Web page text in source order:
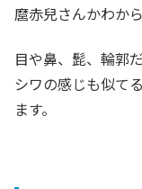
麿赤兒さんかわか
目や鼻、髭、輪郭
シワの感じも似て
ます。